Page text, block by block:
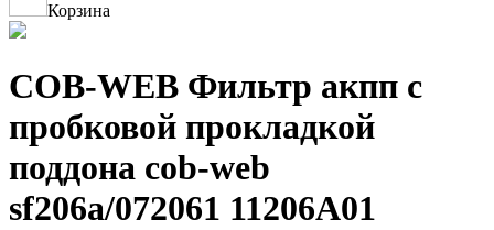
Корзина
COB-WEB Фильтр акпп с
пробковой прокладкой
поддона cob-web
sf206a/072061 11206A01